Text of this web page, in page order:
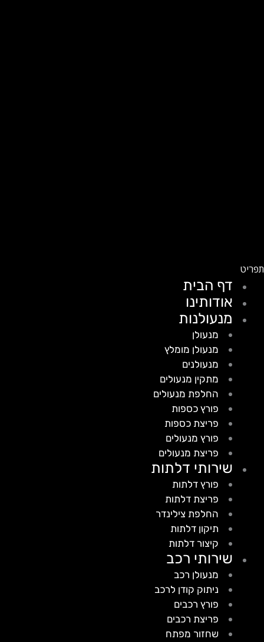
דף הבית
אודותינו
מנעולנות
מנעולן
מנעולן מומלץ
מנעולנים
מתקין מנעולים
החלפת מנעולים
פורץ כספות
פריצת כספות
פורץ מנעולים
פריצת מנעולים
שירותי דלתות
פורץ דלתות
פריצת דלתות
החלפת צילינדר
תיקון דלתות
קיצור דלתות
שירותי רכב
מנעולן רכב
ניתוק קודן לרכב
פורץ רכבים
פריצת רכבים
שחזור מפתח